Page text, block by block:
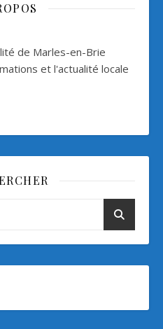
de Marles-en-Brie
et l'actualité locale